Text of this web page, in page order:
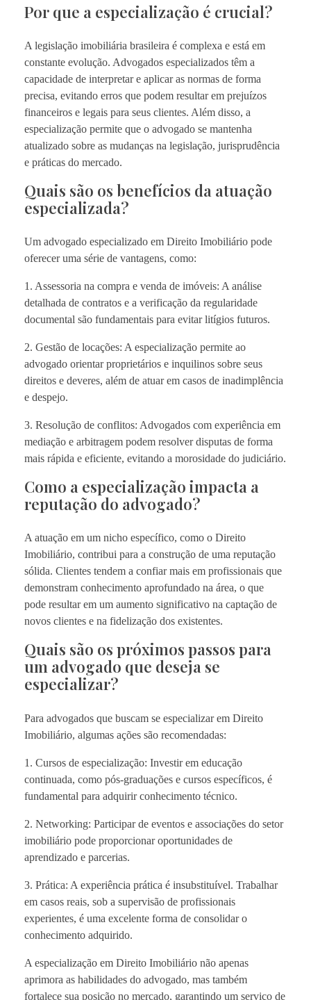
Por que a especialização é crucial?
A legislação imobiliária brasileira é complexa e está em
constante evolução. Advogados especializados têm a
capacidade de interpretar e aplicar as normas de forma
precisa, evitando erros que podem resultar em prejuízos
financeiros e legais para seus clientes. Além disso, a
especialização permite que o advogado se mantenha
atualizado sobre as mudanças na legislação, jurisprudência
e práticas do mercado.
Quais são os benefícios da atuação
especializada?
Um advogado especializado em Direito Imobiliário pode
oferecer uma série de vantagens, como:
1. Assessoria na compra e venda de imóveis: A análise
detalhada de contratos e a verificação da regularidade
documental são fundamentais para evitar litígios futuros.
2. Gestão de locações: A especialização permite ao
advogado orientar proprietários e inquilinos sobre seus
direitos e deveres, além de atuar em casos de inadimplência
e despejo.
3. Resolução de conflitos: Advogados com experiência em
mediação e arbitragem podem resolver disputas de forma
mais rápida e eficiente, evitando a morosidade do judiciário.
Como a especialização impacta a
reputação do advogado?
A atuação em um nicho específico, como o Direito
Imobiliário, contribui para a construção de uma reputação
sólida. Clientes tendem a confiar mais em profissionais que
demonstram conhecimento aprofundado na área, o que
pode resultar em um aumento significativo na captação de
novos clientes e na fidelização dos existentes.
Quais são os próximos passos para
um advogado que deseja se
especializar?
Para advogados que buscam se especializar em Direito
Imobiliário, algumas ações são recomendadas:
1. Cursos de especialização: Investir em educação
continuada, como pós-graduações e cursos específicos, é
fundamental para adquirir conhecimento técnico.
2. Networking: Participar de eventos e associações do setor
imobiliário pode proporcionar oportunidades de
aprendizado e parcerias.
3. Prática: A experiência prática é insubstituível. Trabalhar
em casos reais, sob a supervisão de profissionais
experientes, é uma excelente forma de consolidar o
conhecimento adquirido.
A especialização em Direito Imobiliário não apenas
aprimora as habilidades do advogado, mas também
fortalece sua posição no mercado, garantindo um serviço de